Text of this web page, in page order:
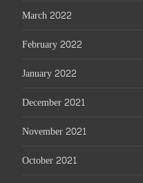
March 2022
February 2022
January 2022
December 2021
November 2021
October 2021